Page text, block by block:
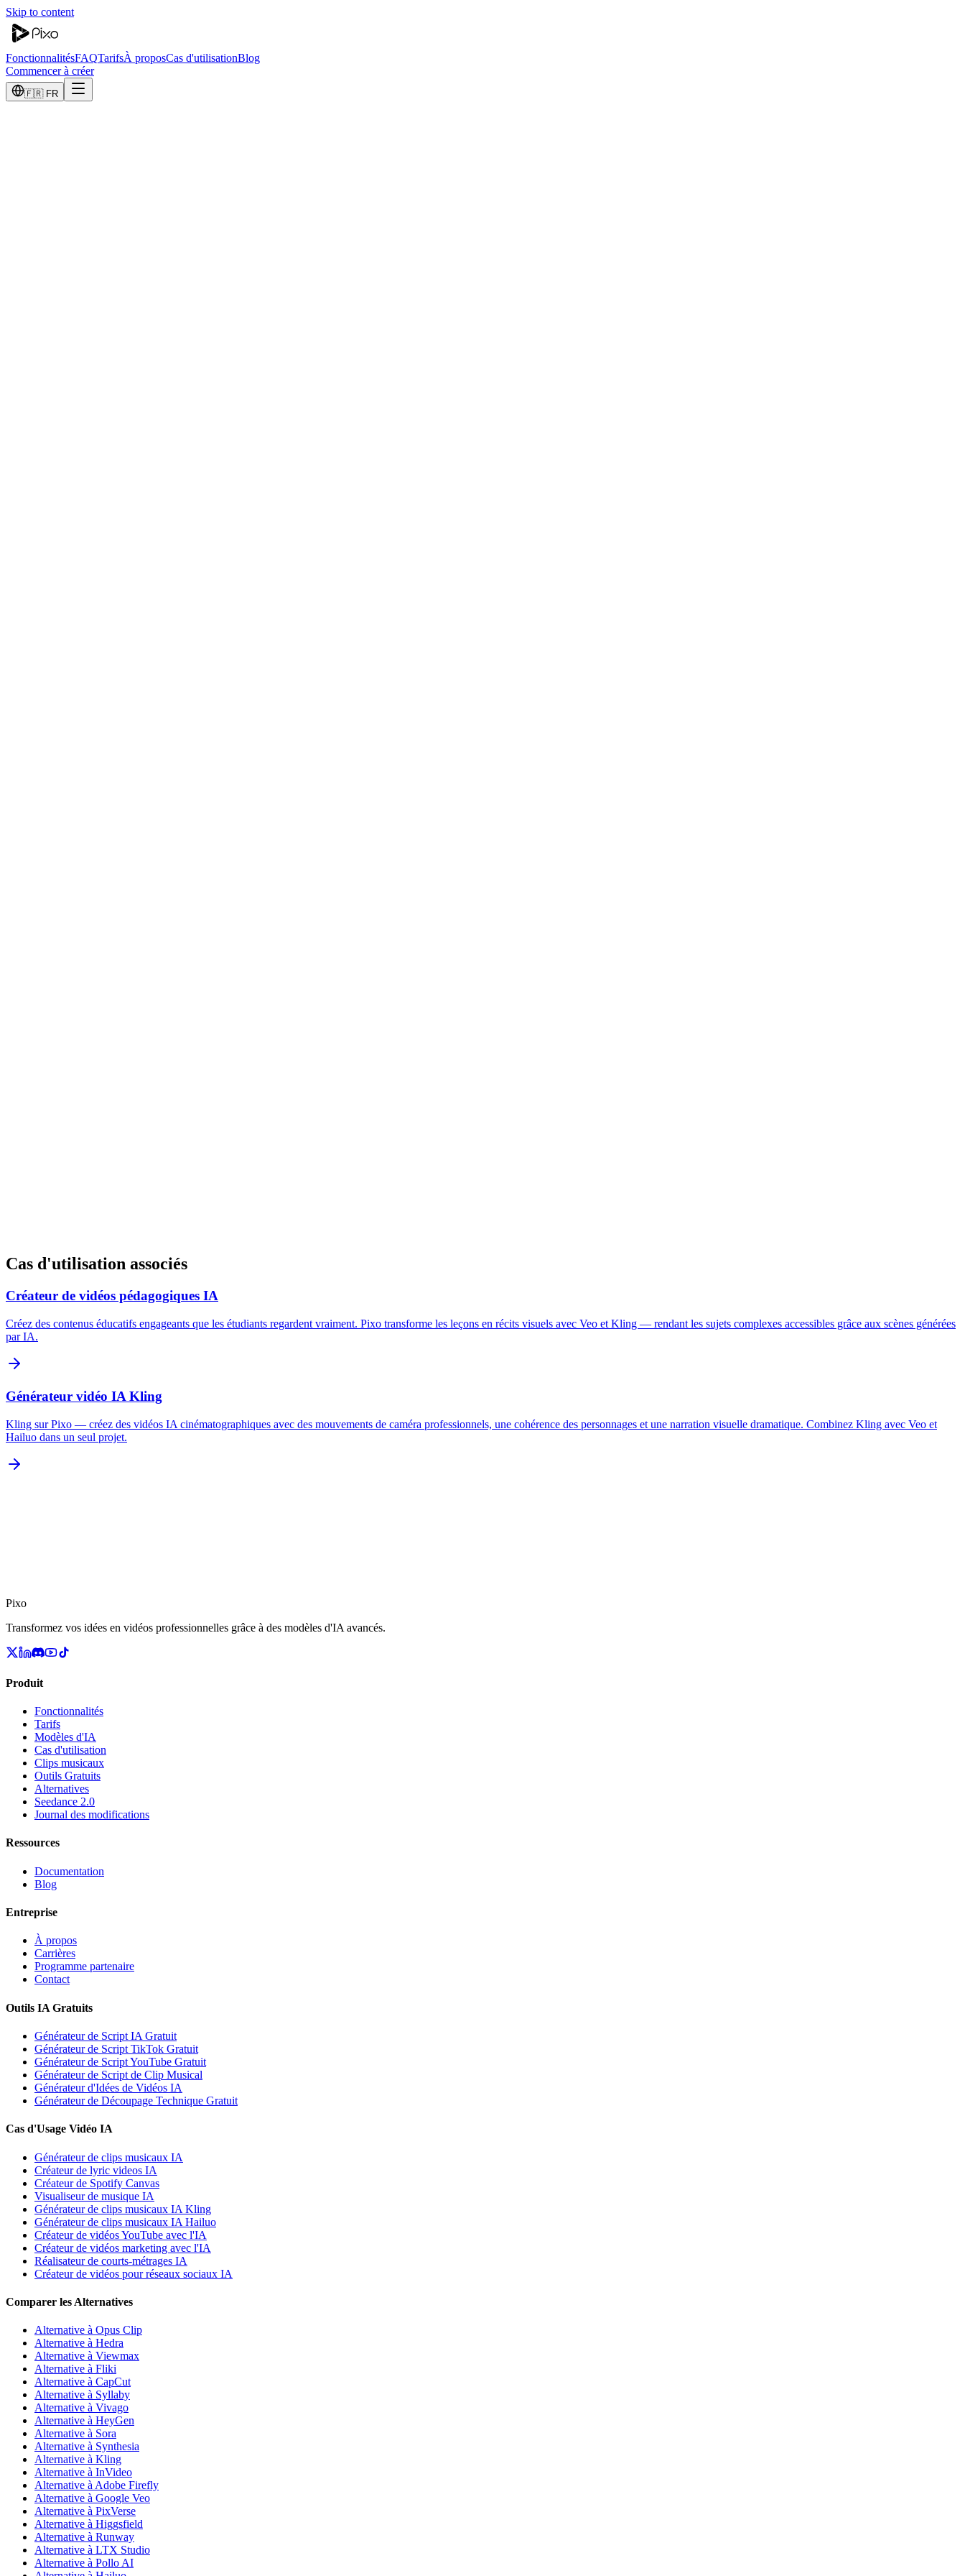
Skip to content
FonctionnalitésFAQTarifsÀ proposCas d'utilisationBlog
Commencer à créer
🇫🇷 FR
Cas d'utilisation associés
Créateur de vidéos pédagogiques IA
Créez des contenus éducatifs engageants que les étudiants regardent vraiment. Pixo transforme les leçons en récits visuels avec Veo et Kling — rendant les sujets complexes accessibles grâce aux scènes générées
par IA.
Générateur vidéo IA Kling
Kling sur Pixo — créez des vidéos IA cinématographiques avec des mouvements de caméra professionnels, une cohérence des personnages et une narration visuelle dramatique. Combinez Kling avec Veo et
Hailuo dans un seul projet.
Pixo
Transformez vos idées en vidéos professionnelles grâce à des modèles d'IA avancés.
Produit
Fonctionnalités
Tarifs
Modèles d'IA
Cas d'utilisation
Clips musicaux
Outils Gratuits
Alternatives
Seedance 2.0
Journal des modifications
Ressources
Documentation
Blog
Entreprise
À propos
Carrières
Programme partenaire
Contact
Outils IA Gratuits
Générateur de Script IA Gratuit
Générateur de Script TikTok Gratuit
Générateur de Script YouTube Gratuit
Générateur de Script de Clip Musical
Générateur d'Idées de Vidéos IA
Générateur de Découpage Technique Gratuit
Cas d'Usage Vidéo IA
Générateur de clips musicaux IA
Créateur de lyric videos IA
Créateur de Spotify Canvas
Visualiseur de musique IA
Générateur de clips musicaux IA Kling
Générateur de clips musicaux IA Hailuo
Créateur de vidéos YouTube avec l'IA
Créateur de vidéos marketing avec l'IA
Réalisateur de courts-métrages IA
Créateur de vidéos pour réseaux sociaux IA
Comparer les Alternatives
Alternative à Opus Clip
Alternative à Hedra
Alternative à Viewmax
Alternative à Fliki
Alternative à CapCut
Alternative à Syllaby
Alternative à Vivago
Alternative à HeyGen
Alternative à Sora
Alternative à Synthesia
Alternative à Kling
Alternative à InVideo
Alternative à Adobe Firefly
Alternative à Google Veo
Alternative à PixVerse
Alternative à Higgsfield
Alternative à Runway
Alternative à LTX Studio
Alternative à Pollo AI